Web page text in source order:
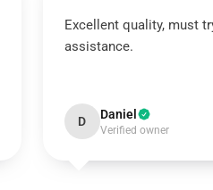
Excellent quality, must
assistance.
D Daniel
Verified owner